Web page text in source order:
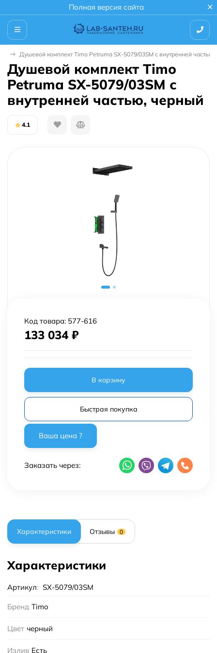
Полная версия сайта
Душевой комплект Timo Petruma SX-5079/03SM с внутренней
Душевой комплект Timo
Petruma SX-5079/03SM с
внутренней частью, черный
4.1
Код товара: 577-616
133 034 ₽
В корзину
Быстрая покупка
Заказать через:
Характеристики Отзывы 0
Характеристики
Артикул: SX-5079/03SM
Бренд Timo
Цвет черный
Излив Есть